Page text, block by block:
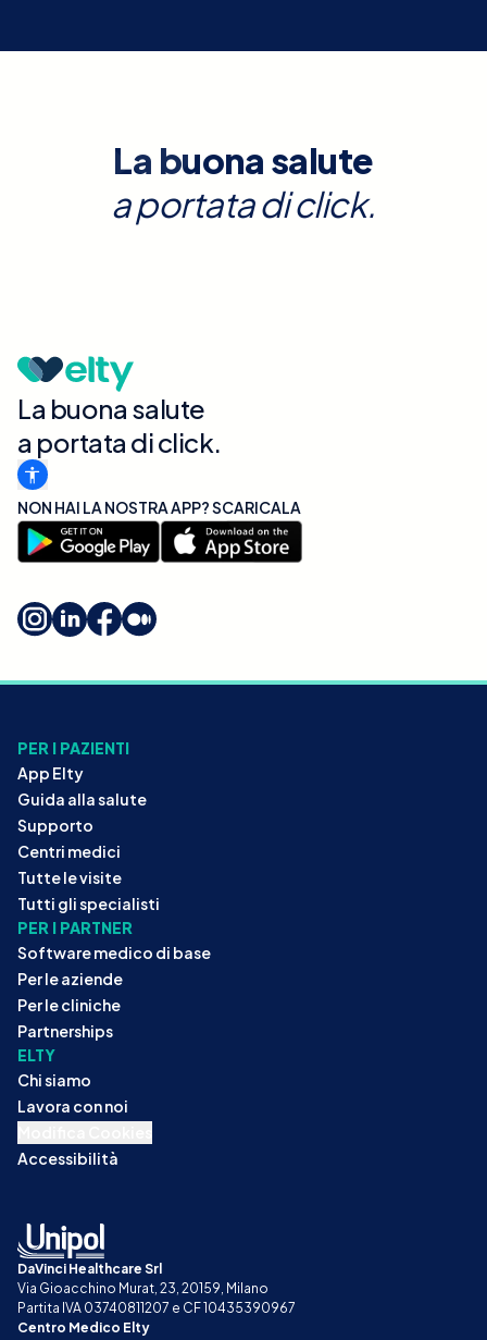
La buona salute
a portata di click.
La buona salute
a portata di click.
NON HAI LA NOSTRA APP? SCARICALA
PER I PAZIENTI
App Elty
Guida alla salute
Supporto
Centri medici
Tutte le visite
Tutti gli specialisti
PER I PARTNER
Software medico di base
Per le aziende
Per le cliniche
Partnerships
ELTY
Chi siamo
Lavora con noi
Accessibilità
DaVinci Healthcare Srl
Via Gioacchino Murat, 23, 20159, Milano
Partita IVA 03740811207 e CF 10435390967
Centro Medico Elty